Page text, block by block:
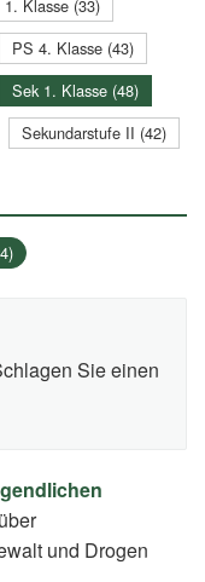
und Drogen
1. Klasse (33)
PS 4. Klasse (43)
Sek 1. Klasse (48)
Sekundarstufe II (42)
Sie einen